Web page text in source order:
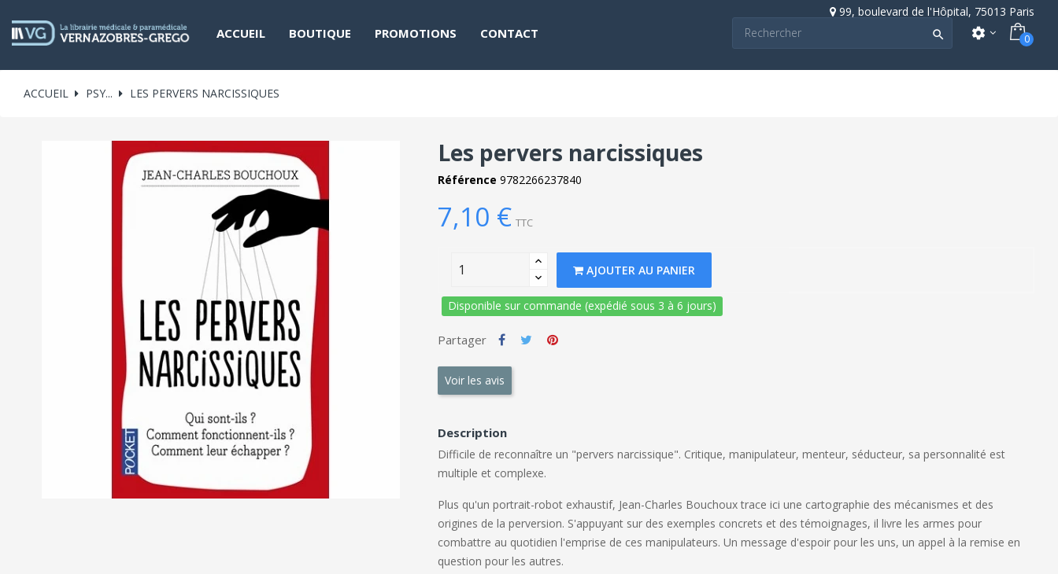
99, boulevard de l'Hôpital, 75013 Paris
ACCUEIL BOUTIQUE PROMOTIONS CONTACT  settings 0
ACCUEIL PSY... LES PERVERS NARCISSIQUES
Les pervers narcissiques
Référence 9782266237840
7,10 € TTC
AJOUTER AU PANIER
Disponible sur commande (expédié sous 3 à 6 jours)
Partager
Voir les avis
Description
Difficile de reconnaître un "pervers narcissique". Critique, manipulateur, menteur, séducteur, sa personnalité est
multiple et complexe.
Plus qu'un portrait-robot exhaustif, Jean-Charles Bouchoux trace ici une cartographie des mécanismes et des
origines de la perversion. S'appuyant sur des exemples concrets et des témoignages, il livre les armes pour
combattre au quotidien l'emprise de ces manipulateurs. Un message d'espoir pour les uns, un appel à la remise en
question pour les autres.